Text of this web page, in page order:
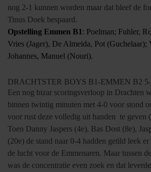
nog 2-1 kunnen worden maar dat bleef de
Tinus Doek bespaard.
Opstelling Emmen B1 : Poelman; Fuhler,
Vries (Jager), De Almeida, Pot (Guchelaar);
Johannes, Manuel (Nouri).
DRACHTSTER BOYS B1-EMMEN B2
Een nog bizar scoringsverloop in Drachten
binnen twintig minuten met 4-0 voor stond
voor rust deze volledig uit handen te geven
Toen Danny Jaspers (4e), Bas Dost (8e),
(20e) de stand naar 0-4 hadden getild leek
de lucht voor de Emmenaren. Maar tussen
was de concentratie even zoek en dat